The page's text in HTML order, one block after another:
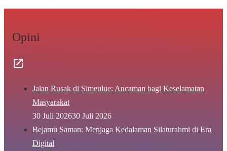
Opini
Jalan Rusak di Simeulue: Ancaman bagi Keselamatan
Masyarakat
30 Juli 202630 Juli 2026
Bejamu Saman: Menjaga Kedalaman Silaturahmi di Era
Digital